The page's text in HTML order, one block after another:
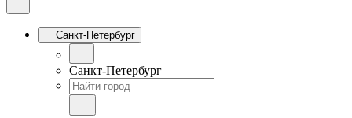
Санкт-Петербург
Санкт-Петербург